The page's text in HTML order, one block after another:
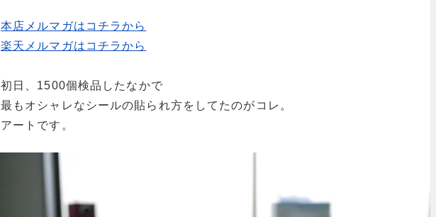
本店メルマガはコチラから
楽天メルマガはコチラから
初日、1500個検品したなかで
最もオシャレなシールの貼られ方をしてたのがコレ。
アートです。